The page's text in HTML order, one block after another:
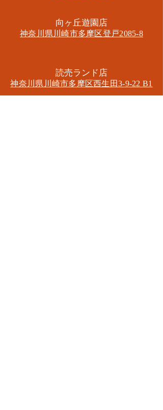
​向ヶ丘遊園店
神奈川県川崎市多摩区​登戸2085-8
​読売ランド店
神奈川県川崎市多摩区​西生田3-9-22 B1